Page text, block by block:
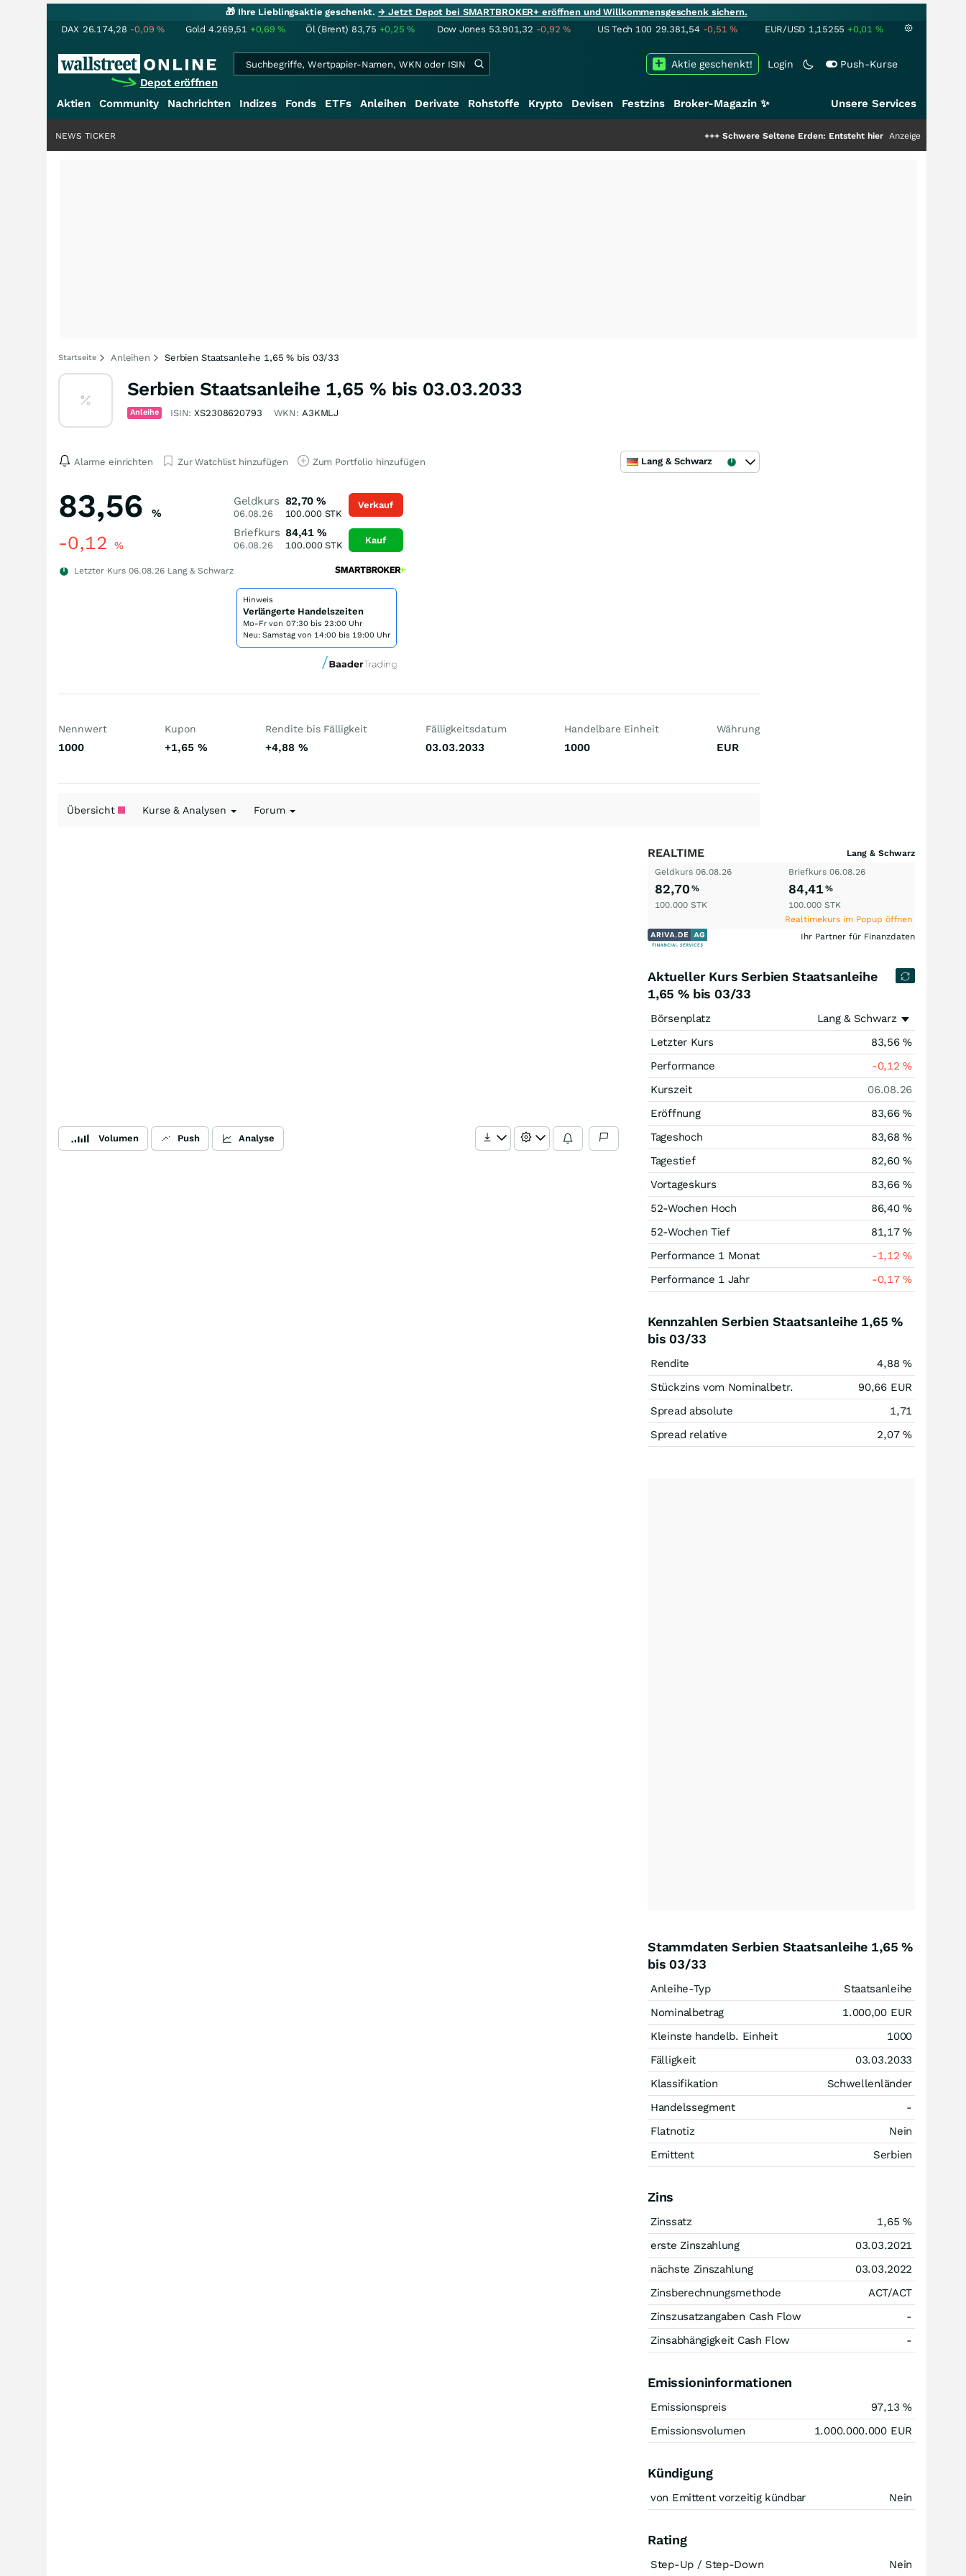
🎁 Ihre Lieblingsaktie geschenkt.→ Jetzt Depot bei SMARTBROKER+ eröffnen und Willkommensgeschenk sichern.
DAX 26.174,28 -0,09% Gold 4.269,51 +0,69% Öl (Brent) 83,75 +0,25% Dow Jones 53.901,32 -0,92% US Tech 100 29.381,54 -0,51% EUR/USD 1,15255 +0,01 %
Depot eröffnen
Login Push-Kurse
Aktie geschenkt!
Aktien Community Nachrichten Indizes Fonds ETFs Anleihen Derivate Rohstoffe Krypto Devisen Festzins Broker-Magazin ✨ Unsere Services
Schwere Seltene Erden: Entsteht hier die nächste Milliardenstory?
Anzeige
NEWS TICKER
Startseite Anleihen Serbien Staatsanleihe 1,65 % bis 03/33
Serbien Staatsanleihe 1,65 % bis 03.03.2033
Anleihe ISIN:XS2308620793 WKN: A3KMLJ
Alarme einrichten Zur Watchlist hinzufügen Zum Portfolio hinzufügen Lang & Schwarz
83,56 %
-0,12 %
Letzter Kurs 06.08.26 Lang & Schwarz
Geldkurs
06.08.26
82,70 %
100.000STK
Briefkurs
06.08.26
84,41 %
100.000STK
Verkauf
Kauf
Hinweis
Verlängerte Handelszeiten
Mo-Fr von 07:30 bis 23:00 Uhr
Neu: Samstag von 14:00 bis 19:00 Uhr
Nennwert
1000
Kupon
+1,65%
Rendite bis Fälligkeit
+4,88%
Fälligkeitsdatum
03.03.2033
Handelbare Einheit
1000
Währung
EUR
Übersicht Kurse & Analysen Forum
Volumen Push Analyse
Lang & Schwarz
REALTIME
Geldkurs 06.08.26
82,70 %
100.000 STK
Briefkurs 06.08.26
84,41 %
100.000 STK
Realtimekurs im Popup öffnen
Ihr Partner für Finanzdaten
Aktueller Kurs Serbien Staatsanleihe
1,65 % bis 03/33
Börsenplatz
Lang & Schwarz
Letzter Kurs
83,56 %
Performance
-0,12%
Kurszeit
06.08.26
Eröffnung
83,66 %
Tageshoch
83,68 %
Tagestief
82,60 %
Vortageskurs
83,66%
52-Wochen Hoch
86,40%
52-Wochen Tief
81,17%
Performance 1 Monat
-1,12%
Performance 1 Jahr
-0,17%
Kennzahlen Serbien Staatsanleihe 1,65 %
bis 03/33
Rendite 4,88 %
Stückzins vom Nominalbetr.
90,66 EUR
Spread absolute
1,71
Spread relative
2,07 %
Stammdaten Serbien Staatsanleihe 1,65 %
bis 03/33
Anleihe-Typ
Staatsanleihe
Nominalbetrag
1.000,00 EUR
Kleinste handelb. Einheit
1000
Fälligkeit
03.03.2033
Klassifikation
Schwellenländer
Handelssegment
-
Flatnotiz
Nein
Emittent
Serbien
Zins
Zinssatz 1,65 %
erste Zinszahlung
03.03.2021
nächste Zinszahlung
03.03.2022
Zinsberechnungsmethode
ACT/ACT
Zinszusatzangaben Cash Flow
-
Zinsabhängigkeit Cash Flow
-
Emissioninformationen
Emissionspreis 97,13 %
Emissionsvolumen
1.000.000.000 EUR
Kündigung
von Emittent vorzeitig kündbar Nein
Rating
Step-Up / Step-Down Nein